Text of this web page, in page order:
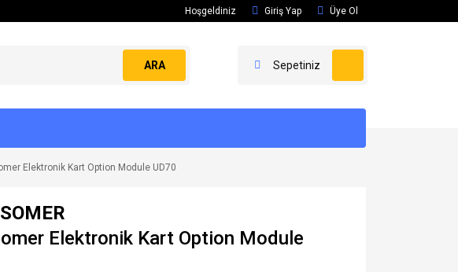
Hoşgeldiniz Giriş Yap Üye Ol
ARA Sepetiniz
Elektronik Kart Option Module UD70
Elektronik Kart Option Module